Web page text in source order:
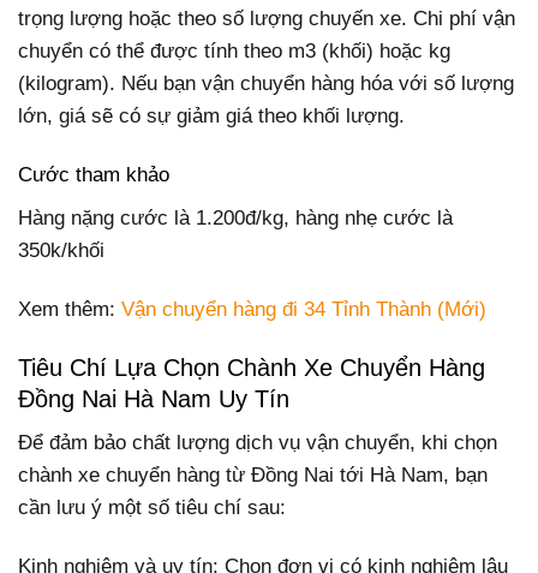
trọng lượng hoặc theo số lượng chuyến xe. Chi phí vận
chuyển có thể được tính theo m3 (khối) hoặc kg
(kilogram). Nếu bạn vận chuyển hàng hóa với số lượng
lớn, giá sẽ có sự giảm giá theo khối lượng.
Cước tham khảo
Hàng nặng cước là 1.200đ/kg, hàng nhẹ cước là
350k/khối
Xem thêm: Vận chuyển hàng đi 34 Tỉnh Thành (Mới)
Tiêu Chí Lựa Chọn Chành Xe Chuyển Hàng
Đồng Nai Hà Nam Uy Tín
Để đảm bảo chất lượng dịch vụ vận chuyển, khi chọn
chành xe chuyển hàng từ Đồng Nai tới Hà Nam, bạn
cần lưu ý một số tiêu chí sau:
Kinh nghiệm và uy tín: Chọn đơn vị có kinh nghiệm lâu